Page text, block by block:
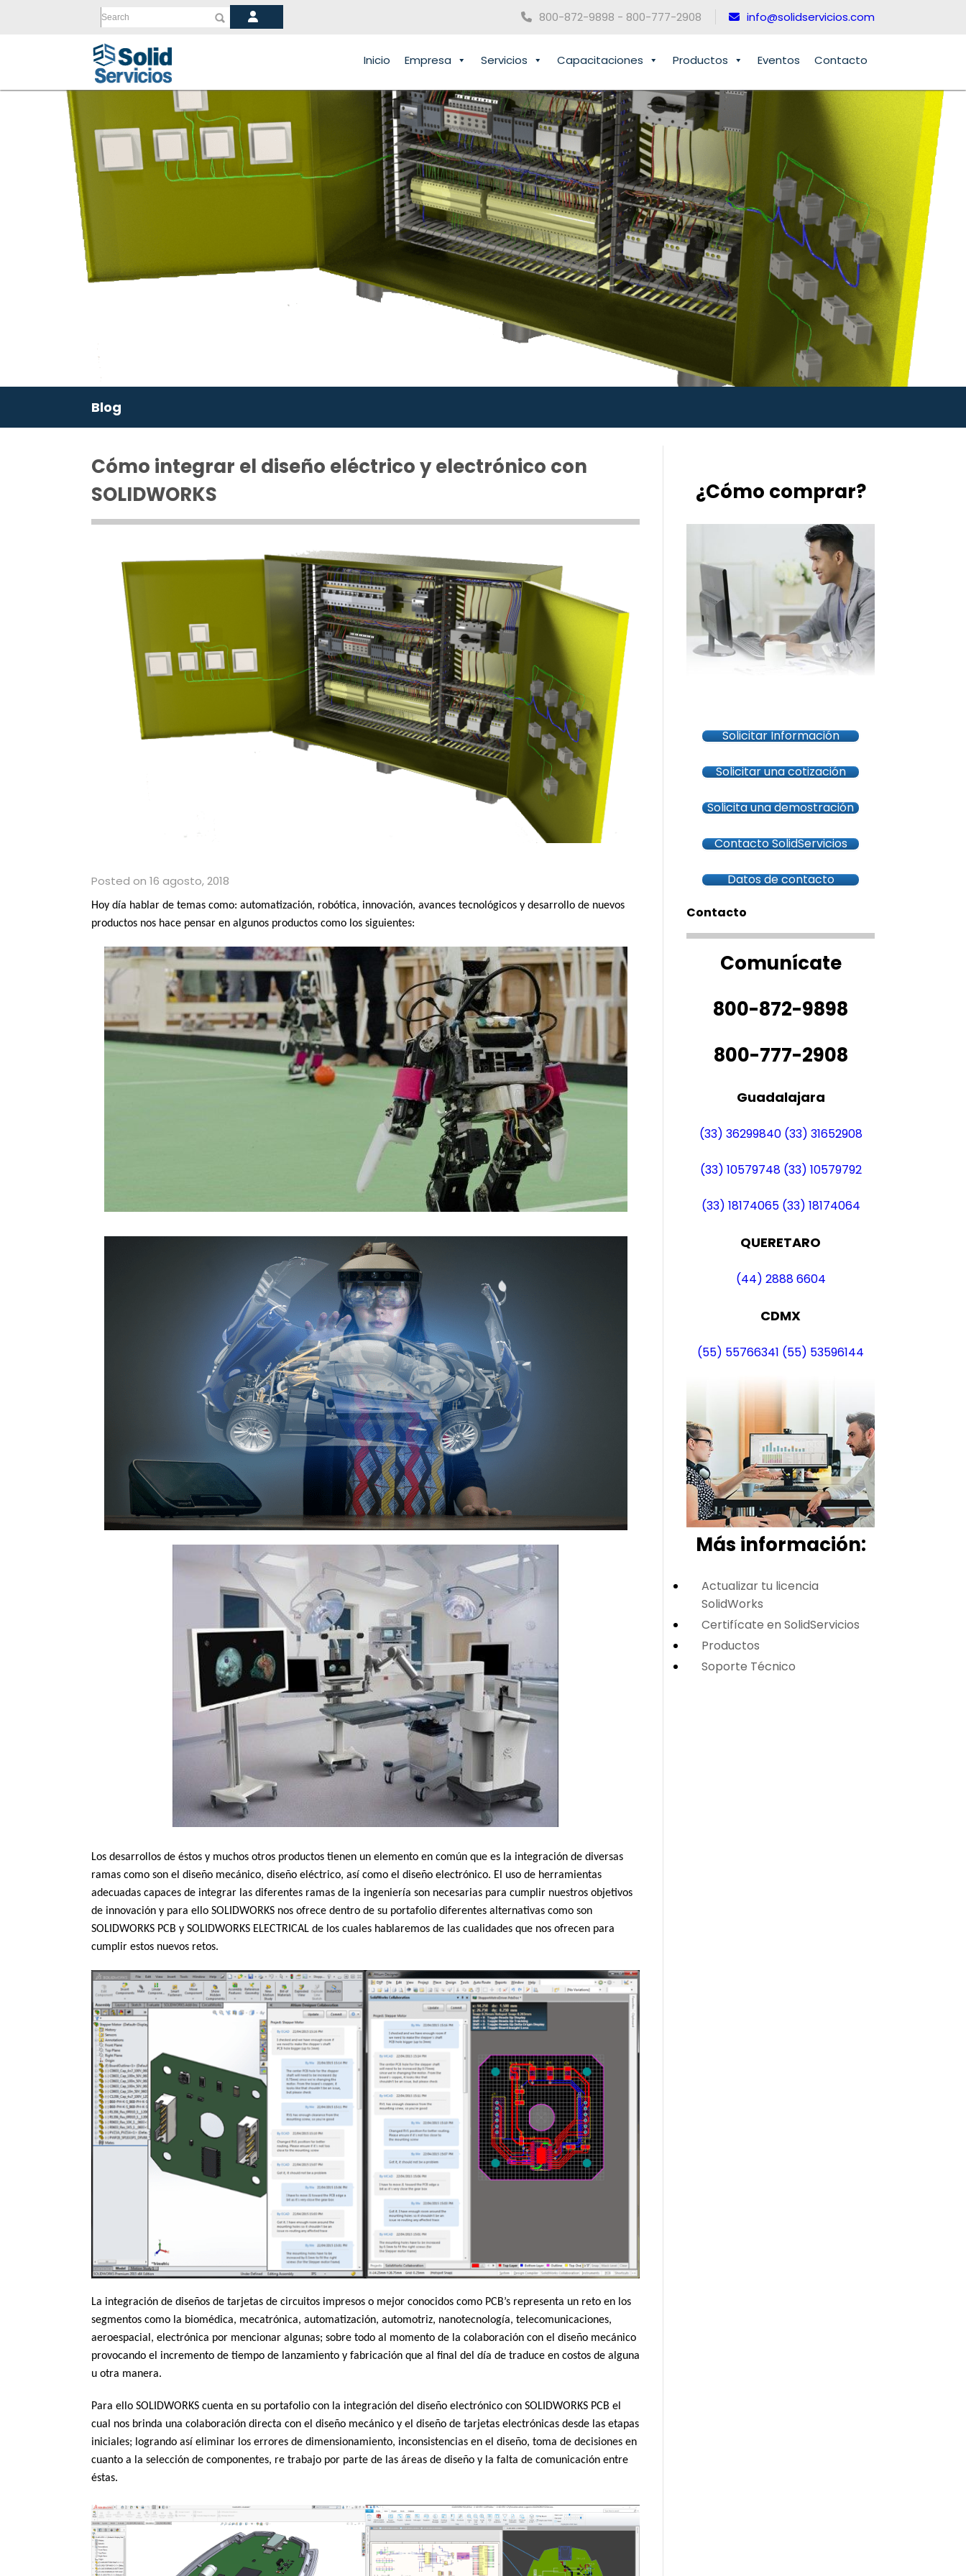
800-872-9898 - 800-777-2908 info@solidservicios.com
Search
Inicio Empresa Servicios Capacitaciones Productos Eventos Contacto
Blog
Cómo integrar el diseño eléctrico y electrónico con
SOLIDWORKS
Posted on 16 agosto, 2018
Hoy día hablar de temas como: automatización, robótica, innovación, avances tecnológicos y desarrollo de nuevos
productos nos hace pensar en algunos productos como los siguientes:
Los desarrollos de éstos y muchos otros productos tienen un elemento en común que es la integración de diversas
ramas como son el diseño mecánico, diseño eléctrico, así como el diseño electrónico. El uso de herramientas
adecuadas capaces de integrar las diferentes ramas de la ingeniería son necesarias para cumplir nuestros objetivos
de innovación y para ello SOLIDWORKS nos ofrece dentro de su portafolio diferentes alternativas como son
SOLIDWORKS PCB y SOLIDWORKS ELECTRICAL de los cuales hablaremos de las cualidades que nos ofrecen para
cumplir estos nuevos retos.
La integración de diseños de tarjetas de circuitos impresos o mejor conocidos como PCB’s representa un reto en los
segmentos como la biomédica, mecatrónica, automatización, automotriz, nanotecnología, telecomunicaciones,
aeroespacial, electrónica por mencionar algunas; sobre todo al momento de la colaboración con el diseño mecánico
provocando el incremento de tiempo de lanzamiento y fabricación que al final del día de traduce en costos de alguna
u otra manera.
Para ello SOLIDWORKS cuenta en su portafolio con la integración del diseño electrónico con SOLIDWORKS PCB el
cual nos brinda una colaboración directa con el diseño mecánico y el diseño de tarjetas electrónicas desde las etapas
iniciales; logrando así eliminar los errores de dimensionamiento, inconsistencias en el diseño, toma de decisiones en
cuanto a la selección de componentes, re trabajo por parte de las áreas de diseño y la falta de comunicación entre
éstas.
¿Cómo comprar?
Solicitar Información
Solicitar una cotización
Solicita una demostración
Contacto SolidServicios
Datos de contacto
Contacto
Comunícate
800-872-9898
800-777-2908
Guadalajara
(33) 36299840 (33) 31652908
(33) 10579748 (33) 10579792
(33) 18174065 (33) 18174064
QUERETARO
(44) 2888 6604
CDMX
(55) 55766341 (55) 53596144
Más información:
Actualizar tu licencia
SolidWorks
Certifícate en SolidServicios
Productos
Soporte Técnico